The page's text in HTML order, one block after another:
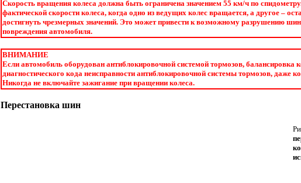
Скорость вращения колеса должна быть ограничена значением 55 км/ч по
фактической скорости колеса, когда одно из ведущих колес вращается, а другое –
достигнуть чрезмерных значений. Это может привести к возможному разрушению
повреждения автомобиля.
ВНИМАНИЕ
Если автомобиль оборудован антиблокировочной системой тормозов,
диагностического кода неисправности антиблокировочной системы тормозов, даже
Никогда не включайте зажигание при вращении колеса.
Перестановка шин